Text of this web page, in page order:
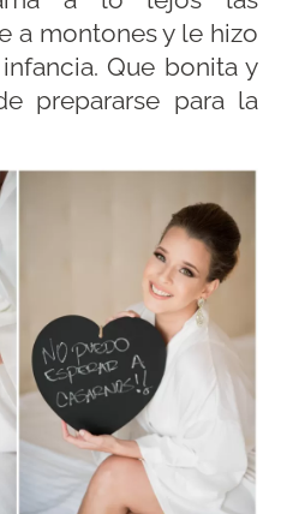
a montones y le hizo
Que bonita y
prepararse para la